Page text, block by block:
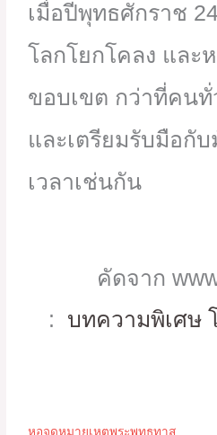
เมื่อปีพุทธศักราช
โลกโยกโคลง และ
ขอบเขต กว่าที่คนทั่
และเตรียมรับมือกั
เวลาเช่นกัน
คัดจาก
: บทความพิเศษ